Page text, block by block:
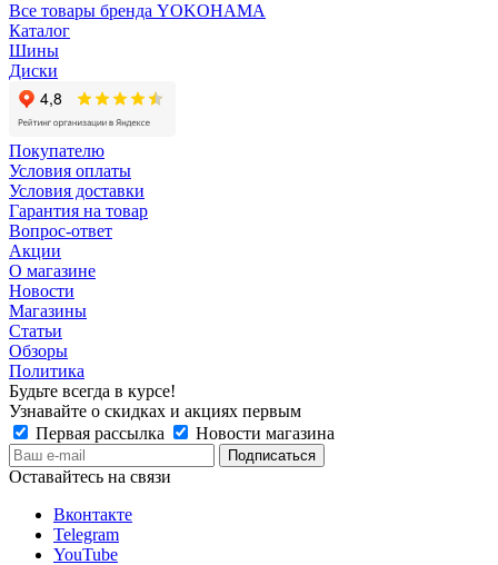
Все товары бренда YOKOHAMA
Каталог
Шины
Диски
Покупателю
Условия оплаты
Условия доставки
Гарантия на товар
Вопрос-ответ
Акции
О магазине
Новости
Магазины
Статьи
Обзоры
Политика
Будьте всегда в курсе!
Узнавайте о скидках и акциях первым
Первая рассылка
Новости магазина
Оставайтесь на связи
Вконтакте
Telegram
YouTube